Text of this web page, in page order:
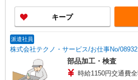
キープ
派遣社員
株式会社テクノ・サービス/お仕事No/
部品加工・検査
時給1150円交通費